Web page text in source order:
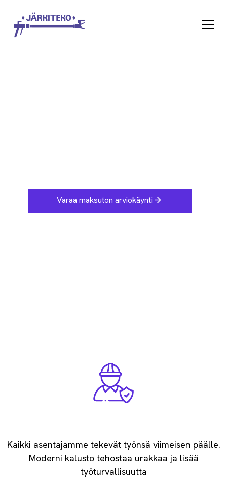
Varaa maksuton arviokäynti
Kaikki asentajamme tekevät työnsä viimeisen päälle.
Moderni kalusto tehostaa urakkaa ​ja lisää
työturvallisuutta